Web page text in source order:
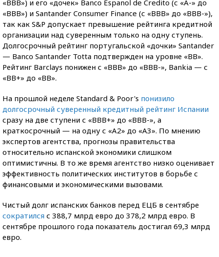
«BBB») и его «дочек» Banco Espanol de Credito (с «A-» до
«BBB») и Santander Consumer Finance (с «BBB» до «BBB-»),
так как S&P допускает превышение рейтинга кредитной
организации над суверенным только на одну ступень.
Долгосрочный рейтинг португальской «дочки» Santander
— Banco Santander Totta подтвержден на уровне «BB».
Рейтинг Barclays понижен с «BBB» до «BBB-», Bankia — с
«BB+» до «BB».
На прошлой неделе Standard & Poor's понизило
долгосрочный суверенный кредитный рейтинг Испании
сразу на две ступени с «BBB+» до «BBB-», а
краткосрочный — на одну с «A2» до «A3». По мнению
экспертов агентства, прогнозы правительства
относительно испанской экономики слишком
оптимистичны. В то же время агентство низко оценивает
эффективность политических институтов в борьбе с
финансовыми и экономическими вызовами.
Чистый долг испанских банков перед ЕЦБ в сентябре
сократился с 388,7 млрд евро до 378,2 млрд евро. В
сентябре прошлого года показатель достигал 69,3 млрд
евро.